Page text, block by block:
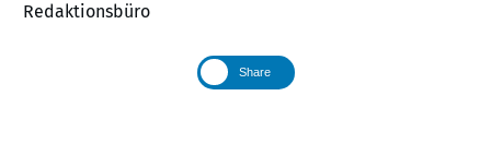
Redaktionsbüro
Share